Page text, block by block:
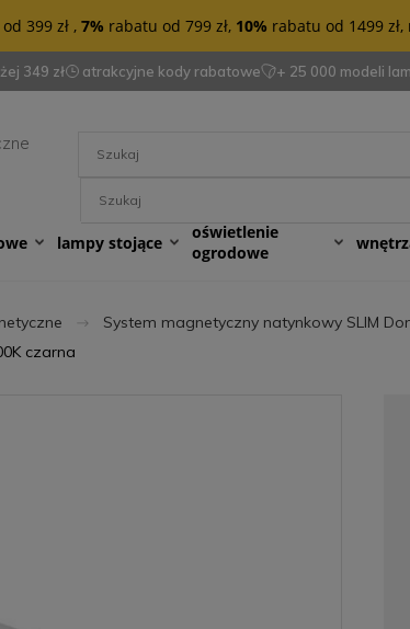
399 zł , 7% rabatu od 799 zł, 10% rabatu od 1499
349 zł atrakcyjne kody rabatowe + 25 000 modeli
lampy stojące
oświetlenie
ogrodowe
System magnetyczny natynkowy SLIM
czarna